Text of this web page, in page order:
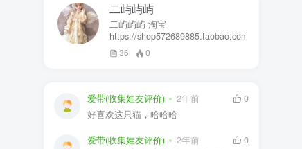
二屿屿屿
二屿屿屿 淘宝
https://shop572689885.taobao.com
36 0
爱带(收集娃友评价) 2年前
0
好喜欢这只猫，哈哈哈
爱带(收集娃友评价) 2年前
0